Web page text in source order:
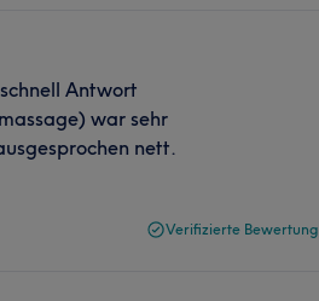
Antwort
war sehr
nett.
Verifizierte Bewertung